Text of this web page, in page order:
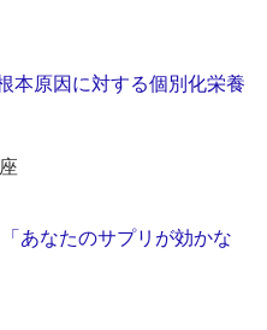
本原因に対する個別化栄養
あなたのサプリが効かな